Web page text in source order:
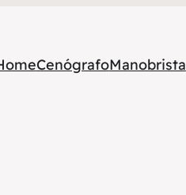
CenógrafoManobrista